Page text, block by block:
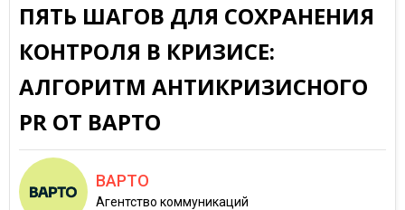
ПЯТЬ ШАГОВ ДЛЯ СОХРАНЕНИЯ
КОНТРОЛЯ В КРИЗИСЕ:
АЛГОРИТМ АНТИКРИЗИСНОГО
PR ОТ ВАРТО
ВАРТО
Агентство коммуникаций